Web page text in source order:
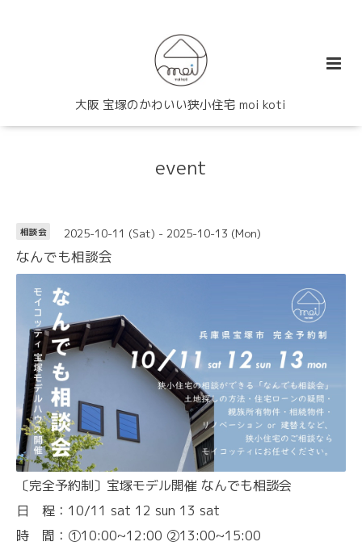
大阪 宝塚のかわいい狭小住宅 moi koti
event
相談会 2025-10-11 (Sat) - 2025-10-13 (Mon)
なんでも相談会
〔完全予約制〕宝塚モデル開催 なんでも相談会
日 程：10/11 sat 12 sun 13 sat
時 間：①10:00~12:00 ②13:00~15:00